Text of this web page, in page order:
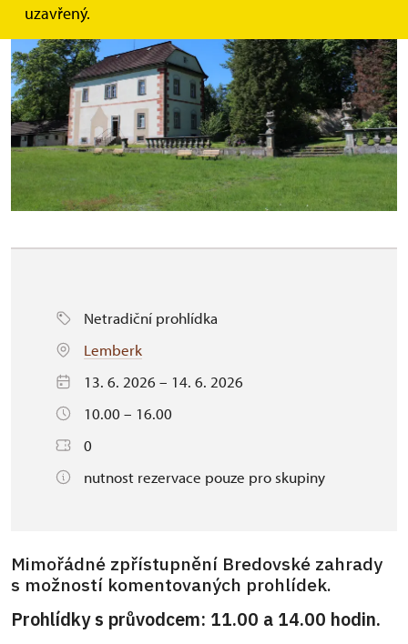
uzavřený.
Netradiční prohlídka
Lemberk
13. 6. 2026 – 14. 6. 2026
10.00 – 16.00
0
nutnost rezervace pouze pro skupiny
Mimořádné zpřístupnění Bredovské zahrady
s možností komentovaných prohlídek.
Prohlídky s průvodcem: 11.00 a 14.00 hodin.